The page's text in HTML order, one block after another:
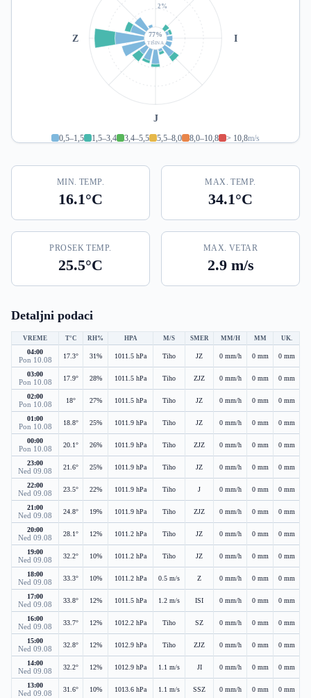
2%
I
J
Z 77%
TIŠINA
0,5–1,5 1,5–3,4 3,4–5,5 5,5–8,0 8,0–10,8 > 10,8m/s
MIN. TEMP.
16.1°C
MAX. TEMP.
34.1°C
PROSEK TEMP.
25.5°C
MAX. VETAR
2.9 m/s
Detaljni podaci
VREME T°C RH% HPA M/S SMER MM/H MM UK.
04:00
Pon 10.08 17.3° 31% 1011.5 hPa Tiho JZ 0 mm/h 0 mm 0 mm
03:00
Pon 10.08 17.9° 28% 1011.5 hPa Tiho ZJZ 0 mm/h 0 mm 0 mm
02:00
Pon 10.08 18° 27% 1011.5 hPa Tiho JZ 0 mm/h 0 mm 0 mm
01:00
Pon 10.08 18.8° 25% 1011.9 hPa Tiho JZ 0 mm/h 0 mm 0 mm
00:00
Pon 10.08 20.1° 26% 1011.9 hPa Tiho ZJZ 0 mm/h 0 mm 0 mm
23:00
Ned 09.08 21.6° 25% 1011.9 hPa Tiho JZ 0 mm/h 0 mm 0 mm
22:00
Ned 09.08 23.5° 22% 1011.9 hPa Tiho J 0 mm/h 0 mm 0 mm
21:00
Ned 09.08 24.8° 19% 1011.9 hPa Tiho ZJZ 0 mm/h 0 mm 0 mm
20:00
Ned 09.08 28.1° 12% 1011.2 hPa Tiho JZ 0 mm/h 0 mm 0 mm
19:00
Ned 09.08 32.2° 10% 1011.2 hPa Tiho JZ 0 mm/h 0 mm 0 mm
18:00
Ned 09.08 33.3° 10% 1011.2 hPa 0.5 m/s Z 0 mm/h 0 mm 0 mm
17:00
Ned 09.08 33.8° 12% 1011.5 hPa 1.2 m/s ISI 0 mm/h 0 mm 0 mm
16:00
Ned 09.08 33.7° 12% 1012.2 hPa Tiho SZ 0 mm/h 0 mm 0 mm
15:00
Ned 09.08 32.8° 12% 1012.9 hPa Tiho ZJZ 0 mm/h 0 mm 0 mm
14:00
Ned 09.08 32.2° 12% 1012.9 hPa 1.1 m/s JI 0 mm/h 0 mm 0 mm
13:00
Ned 09.08 31.6° 10% 1013.6 hPa 1.1 m/s SSZ 0 mm/h 0 mm 0 mm